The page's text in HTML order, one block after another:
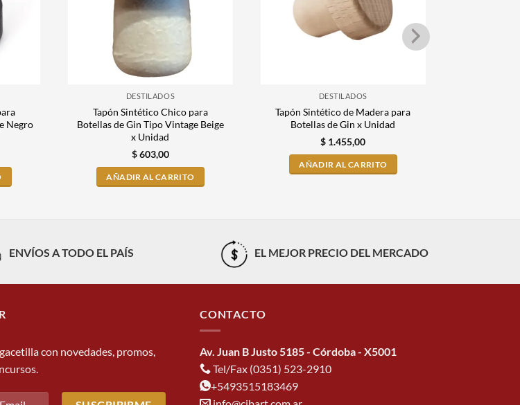
Negro
DESTILADOS
Tapón Sintético Chico para
Botellas de Gin Tipo Vintage Beige
x Unidad
$603,00
AÑADIR AL CARRITO
DESTILADOS
Tapón Sintético de Madera para
Botellas de Gin x Unidad
$ 1.455,00
AÑADIR AL CARRITO
ENVÍOS A TODO EL PAÍS EL MEJOR PRECIO DEL MERCADO
con novedades, promos,
CONTACTO
Av. Juan B Justo 5185 - Córdoba - X5001
Tel/Fax (0351) 523-2910
+5493515183469